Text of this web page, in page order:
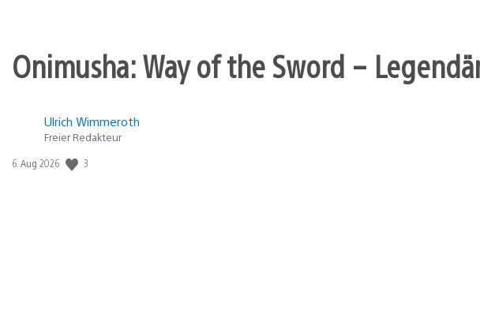
Onimusha: Way of the Sword –
Ulrich Wimmeroth
Freier Redakteur
Veröffentlichungsdatum:
6. Aug 2026 3